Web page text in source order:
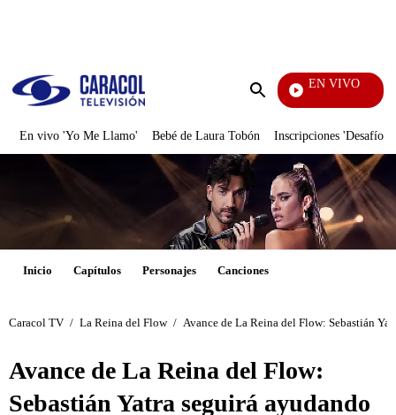
Enviar
EN VIVO
Televentas
En vivo 'Yo Me Llamo' Bebé de Laura Tobón Inscripciones 'Desafío'
Inicio Capítulos Personajes Canciones
Caracol TV / La Reina del Flow / Avance de La Reina del Flow: Sebastián
Avance de La Reina del Flow:
Sebastián Yatra seguirá ayudando